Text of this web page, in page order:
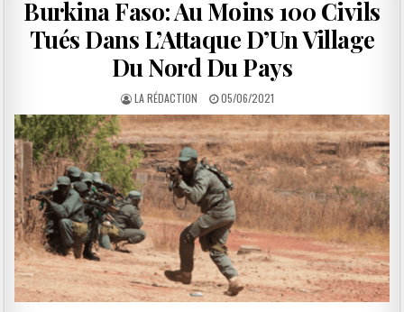
Burkina Faso: Au Moins 100 Civils
Tués Dans L’Attaque D’Un Village
Du Nord Du Pays
LA RÉDACTION 05/06/2021